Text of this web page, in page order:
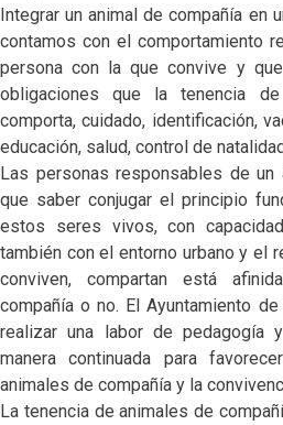
Integrar un animal de compañía en
contamos con el comportamiento
persona con la que convive y
obligaciones que la tenencia
comporta, cuidado, identificación,
educación, salud, control de
Las personas responsables de un
que saber conjugar el principio
estos seres vivos, con
también con el entorno urbano y el
conviven, compartan está
compañía o no. El Ayuntamiento
realizar una labor de pedagogía
manera continuada para
animales de compañía y la
La tenencia de animales de